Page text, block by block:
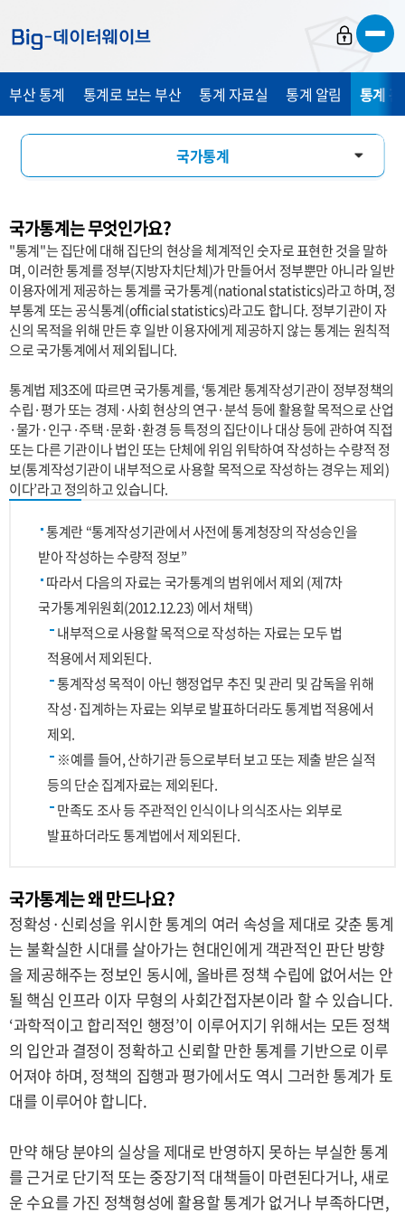
가
가
가
부산 통계 통계로 보는 부산 통계 자료실 통계 알림 통계
국가통계
통계 용어 소개
관련 사이트
국가통계는 무엇인가요?
"통계"는 집단에 대해 집단의 현상을 체계적인 숫자로 표현한 것을 말하
며, 이러한 통계를 정부(지방자치단체)가 만들어서 정부뿐만 아니라 일반
이용자에게 제공하는 통계를 국가통계(national statistics)라고 하며, 정
부통계 또는 공식통계(official statistics)라고도 합니다. 정부기관이 자
신의 목적을 위해 만든 후 일반 이용자에게 제공하지 않는 통계는 원칙적
으로 국가통계에서 제외됩니다.
통계법 제3조에 따르면 국가통계를, ‘통계란 통계작성기관이 정부정책의
수립·평가 또는 경제·사회 현상의 연구·분석 등에 활용할 목적으로 산업
·물가·인구·주택·문화·환경 등 특정의 집단이나 대상 등에 관하여 직접
또는 다른 기관이나 법인 또는 단체에 위임 위탁하여 작성하는 수량적 정
보(통계작성기관이 내부적으로 사용할 목적으로 작성하는 경우는 제외)
이다’라고 정의하고 있습니다.
통계란 “통계작성기관에서 사전에 통계청장의 작성승인을
받아 작성하는 수량적 정보”
따라서 다음의 자료는 국가통계의 범위에서 제외 (제7차
국가통계위원회(2012.12.23) 에서 채택)
내부적으로 사용할 목적으로 작성하는 자료는 모두 법
적용에서 제외된다.
통계작성 목적이 아닌 행정업무 추진 및 관리 및 감독을 위해
작성·집계하는 자료는 외부로 발표하더라도 통계법 적용에서
제외.
※예를 들어, 산하기관 등으로부터 보고 또는 제출 받은 실적
등의 단순 집계자료는 제외된다.
만족도 조사 등 주관적인 인식이나 의식조사는 외부로
발표하더라도 통계법에서 제외된다.
국가통계는 왜 만드나요?
정확성·신뢰성을 위시한 통계의 여러 속성을 제대로 갖춘 통계
는 불확실한 시대를 살아가는 현대인에게 객관적인 판단 방향
을 제공해주는 정보인 동시에, 올바른 정책 수립에 없어서는 안
될 핵심 인프라 이자 무형의 사회간접자본이라 할 수 있습니다.
‘과학적이고 합리적인 행정’이 이루어지기 위해서는 모든 정책
의 입안과 결정이 정확하고 신뢰할 만한 통계를 기반으로 이루
어져야 하며, 정책의 집행과 평가에서도 역시 그러한 통계가 토
대를 이루어야 합니다.
만약 해당 분야의 실상을 제대로 반영하지 못하는 부실한 통계
를 근거로 단기적 또는 중장기적 대책들이 마련된다거나, 새로
운 수요를 가진 정책형성에 활용할 통계가 없거나 부족하다면,